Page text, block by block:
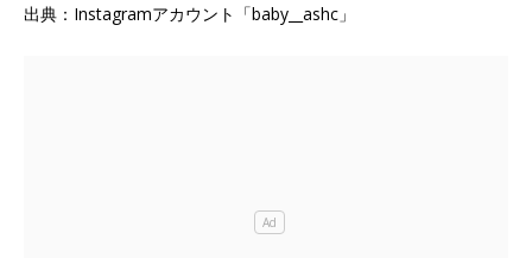
出典：Instagramアカウント「baby__ashc」